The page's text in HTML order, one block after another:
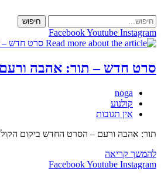
to
content
חיפוש
FacebookYoutube Instagram
סרט חדש – תור: אהבה ורעם
מחבר:
noga
קטגוריה:
קולנוע
תגובות:
אין תגובות
תור: אהבה ורעם ­– הסרט החדש ביקום
להמשך קריאהסרט
חדש FacebookYoutube Instagram